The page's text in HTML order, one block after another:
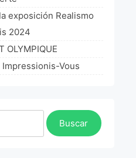
Del Arte
Ecoarte
Paris
exposición Realismo
2024
OLYMPIQUE
Vous